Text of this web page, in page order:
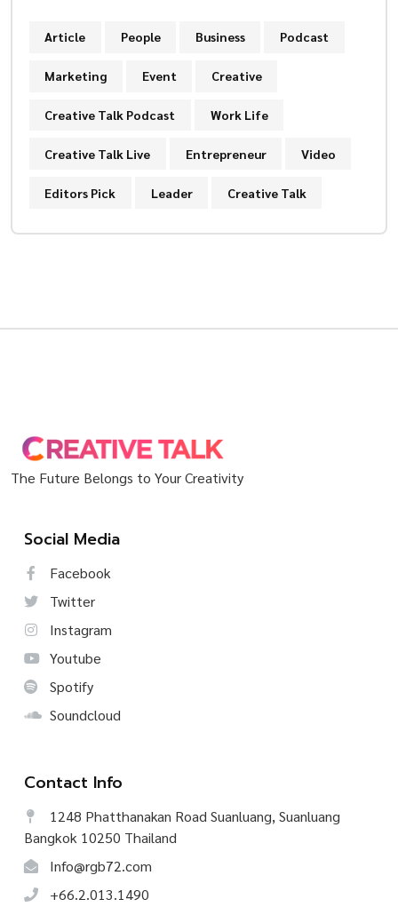
Article People Business Podcast
Marketing Event Creative
Creative Talk Podcast Work Life
Creative Talk Live Entrepreneur Video
Editors Pick Leader Creative Talk
The Future Belongs to Your Creativity
Social Media
Facebook
Twitter
Instagram
Youtube
Spotify
Soundcloud
Contact Info
1248 Phatthanakan Road Suanluang, Suanluang
Bangkok 10250 Thailand
Info@rgb72.com
+66.2.013.1490